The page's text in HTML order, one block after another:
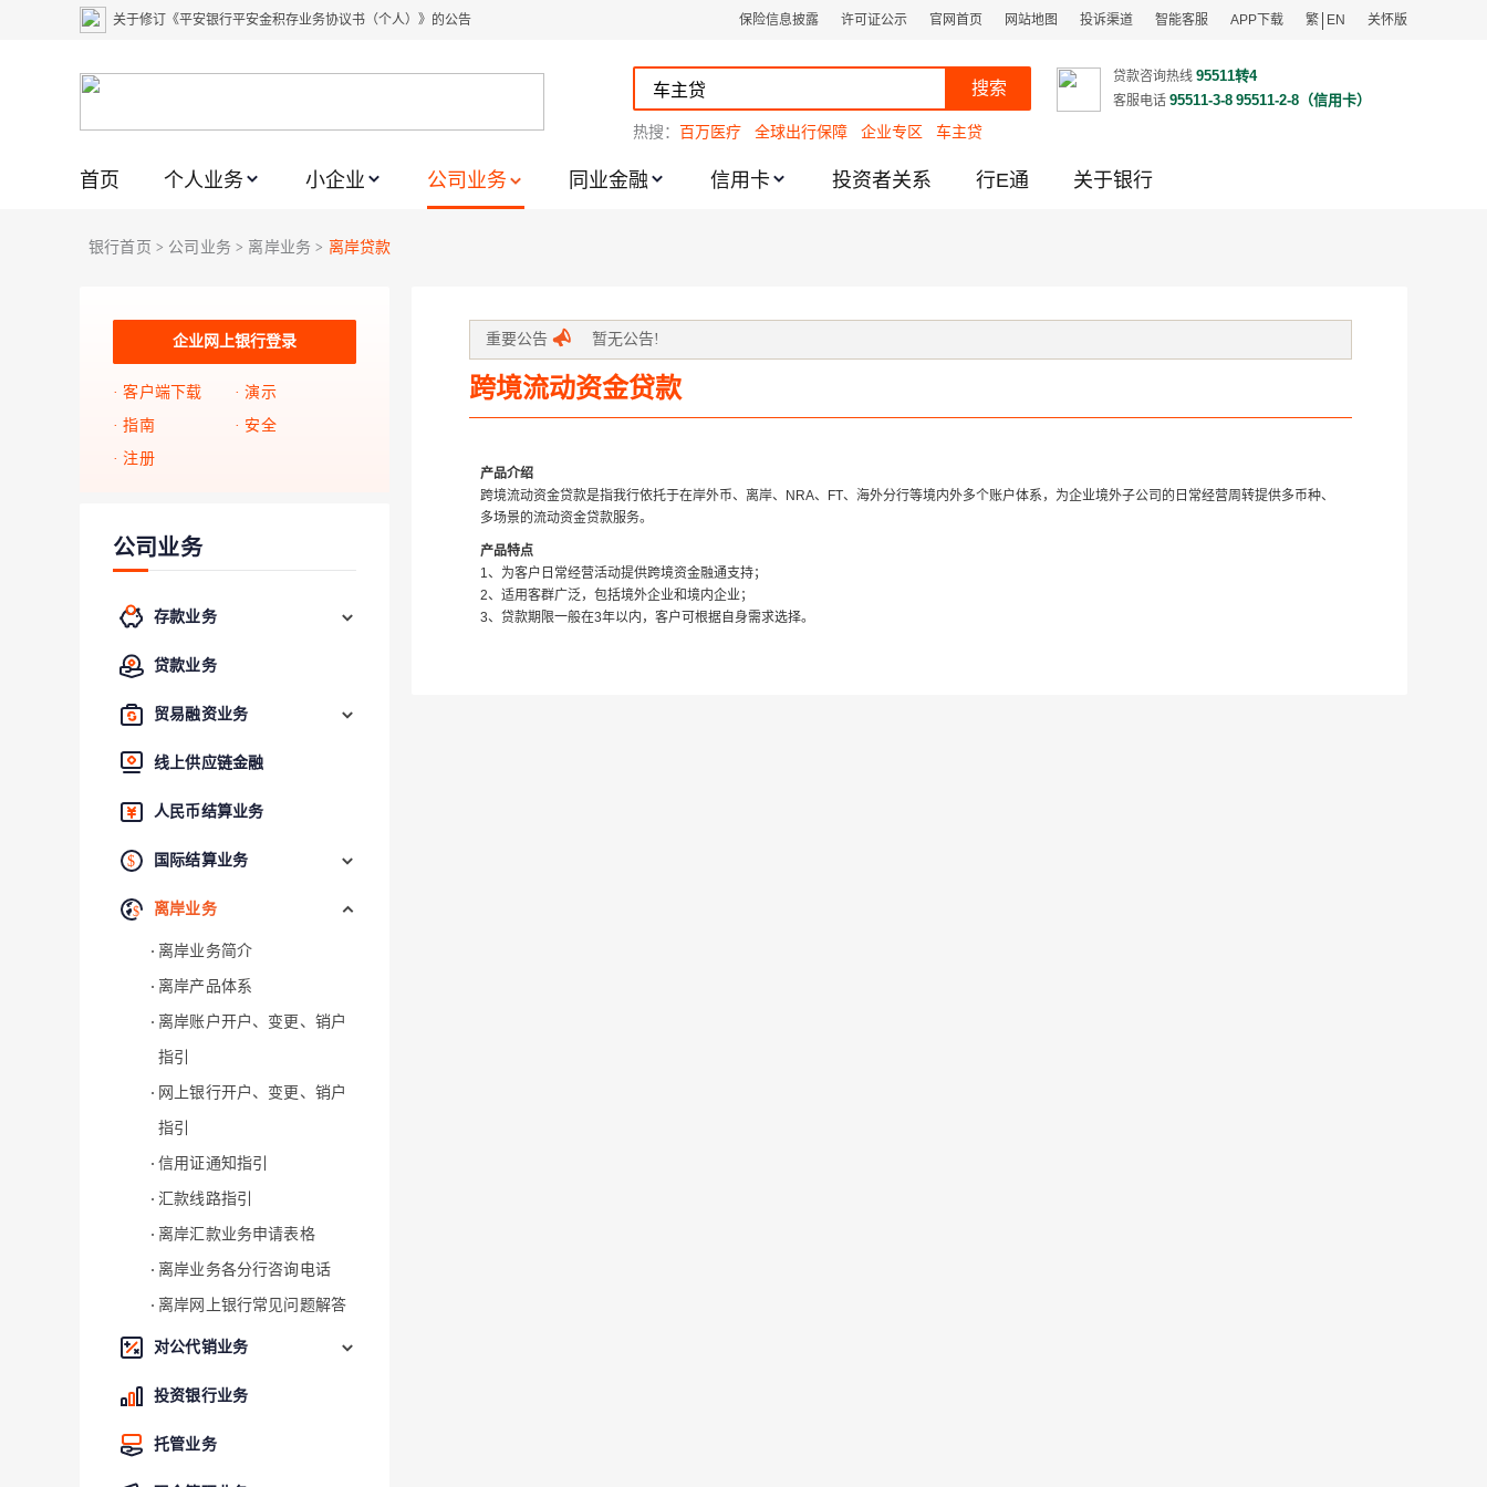
关于修订《平安银行平安金积存业务协议书（个人）》的公告
关于我行聚金宝交易软件升级更新的通知
关于加强代理贵金属业务风险防范的提示
关于2020年端午节期间上金所代理业务调整合约保证金比例和涨跌幅度限制的通知
关于进一步加强代理贵金属业务风险防范的提示
关于平安银行电子版信用卡更名为平安银行数字信用卡的公告
保险信息披露 许可证公示 官网首页 网站地图 投诉渠道 智能客服 APP下载 繁 EN 关怀版
搜索
贷款咨询热线 95511转4
客服电话 95511-3-8 95511-2-8（信用卡）
热搜： 百万医疗 全球出行保障 企业专区 车主贷
首页 个人业务 小企业 公司业务 同业金融 信用卡 投资者关系 行E通 关于银行
银行首页 > 公司业务 > 离岸业务 > 离岸贷款
企业网上银行登录
客户端下载
演示
指南
安全
注册
公司业务
存款业务
贷款业务
贸易融资业务
线上供应链金融
人民币结算业务
国际结算业务
离岸业务
离岸业务简介
离岸产品体系
离岸账户开户、变更、销户
指引
网上银行开户、变更、销户
指引
信用证通知指引
汇款线路指引
离岸汇款业务申请表格
离岸业务各分行咨询电话
离岸网上银行常见问题解答
对公代销业务
投资银行业务
托管业务
重要公告 暂无公告!
跨境流动资金贷款
产品介绍
跨境流动资金贷款是指我行依托于在岸外币、离岸、NRA、FT、海外分行等境内外多个账户体系，为企业境外子公司的日常经营周转提供多币种、
多场景的流动资金贷款服务。
产品特点
1、为客户日常经营活动提供跨境资金融通支持；
2、适用客群广泛，包括境外企业和境内企业；
3、贷款期限一般在3年以内，客户可根据自身需求选择。